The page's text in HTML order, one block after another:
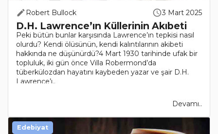
Robert Bullock 3 Mart 2025
D.H. Lawrence’ın Küllerinin Akıbeti
Peki bütün bunlar karşısında Lawrence’ın tepkisi nasıl
olurdu? Kendi ölüsünün, kendi kalıntılarının akibeti
hakkında ne düşünürdü?4 Mart 1930 tarihinde ufak bir
topluluk, iki gün önce Villa Robermond’da
tüberkülozdan hayatını kaybeden yazar ve şair D.H.
Lawrence’ı..
Devamı..
Edebiyat